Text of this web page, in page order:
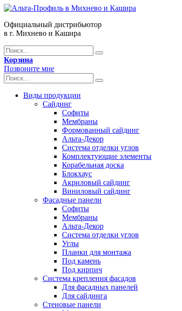
Официальный дистрибьютор
в г. Михнево и Кашира
Корзина
Позвоните мне
Виды продукции
Сайдинг
Софиты
Мембраны
Формованный сайдинг
Альта-Декор
Система отделки углов
Комплектующие элементы
Корабельная доска
Блокхаус
Акриловый сайдинг
Виниловый сайдинг
Фасадные панели
Софиты
Мембраны
Альта-Декор
Система отделки углов
Углы
Планки для монтажа
Под камень
Под кирпич
Система крепления фасадов
Для фасадных панелей
Для сайдинга
Стеновые панели